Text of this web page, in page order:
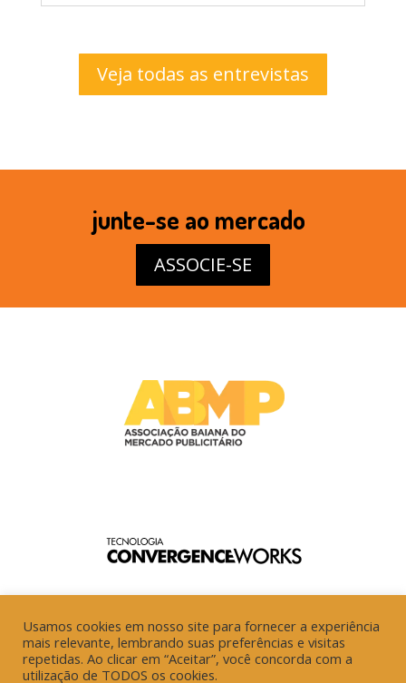
Veja todas as entrevistas
junte-se ao mercado
ASSOCIE-SE
Usamos cookies em nosso site para fornecer a experiência
mais relevante, lembrando suas preferências e visitas
repetidas. Ao clicar em “Aceitar”, você concorda com a
utilização de TODOS os cookies.